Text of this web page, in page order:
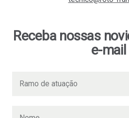
Receba nossas
e-mail